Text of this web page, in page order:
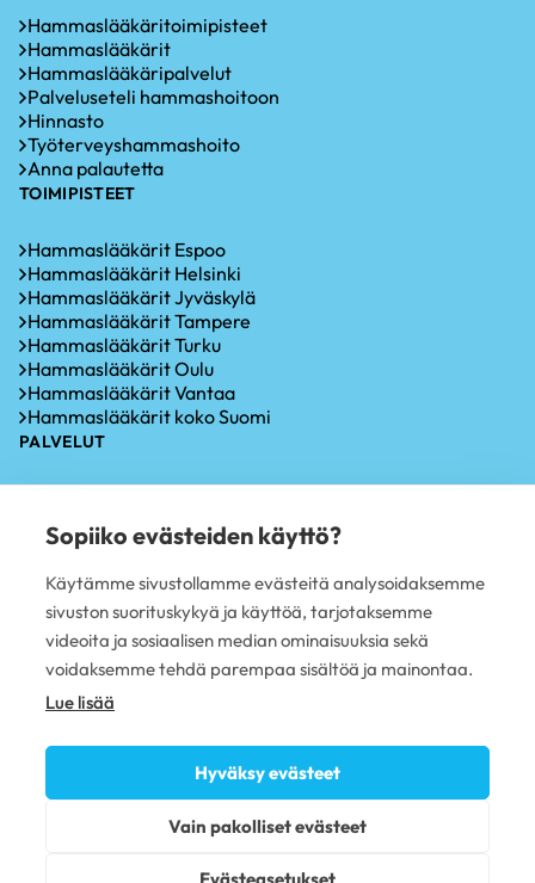
Hammaslääkäritoimipisteet
Hammaslääkärit
Hammaslääkäripalvelut
Palveluseteli hammashoitoon
Hinnasto
Työterveyshammashoito
Anna palautetta
TOIMIPISTEET
Hammaslääkärit Espoo
Hammaslääkärit Helsinki
Hammaslääkärit Jyväskylä
Hammaslääkärit Tampere
Hammaslääkärit Turku
Hammaslääkärit Oulu
Hammaslääkärit Vantaa
Hammaslääkärit koko Suomi
PALVELUT
Iensairauksien hoito
Hammaskiven poisto
Oikomishoito
Hammasimplantti
Hampaiden paikkaus
Hampaan poisto
Avoimet työpaikat
Tietosuojaseloste
Evästekäytännöt
Sopiiko evästeiden käyttö?
Käytämme sivustollamme evästeitä analysoidaksemme
sivuston suorituskykyä ja käyttöä, tarjotaksemme
videoita ja sosiaalisen median ominaisuuksia sekä
voidaksemme tehdä parempaa sisältöä ja mainontaa.
Lue lisää
Hyväksy evästeet
Vain pakolliset evästeet
Evästeasetukset